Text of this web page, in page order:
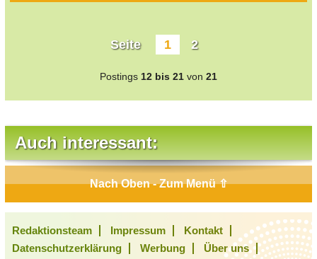
Seite 1 2
Postings 12 bis 21 von 21
Auch interessant:
Nach Oben - Zum Menü ⇧
Redaktionsteam Impressum
Kontakt
Datenschutzerklärung
Werbung
Über uns